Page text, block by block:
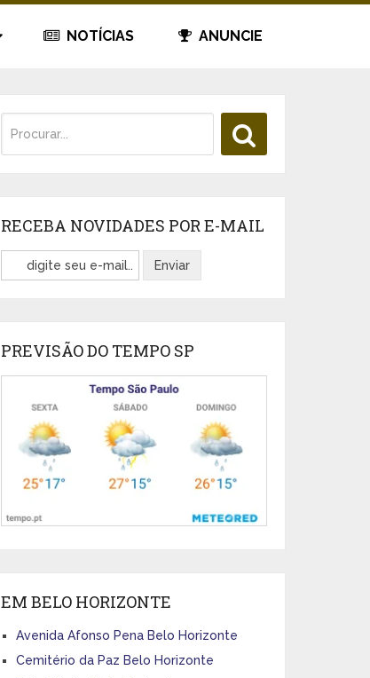
NOTÍCIAS ANUNCIE
RECEBA NOVIDADES POR E-MAIL
PREVISÃO DO TEMPO SP
EM BELO HORIZONTE
Avenida Afonso Pena Belo Horizonte
Cemitério da Paz Belo Horizonte